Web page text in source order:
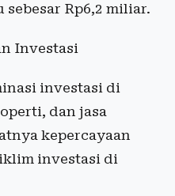
Rp6,2 miliar.
Investasi
investasi di
dan jasa
kepercayaan
investasi di